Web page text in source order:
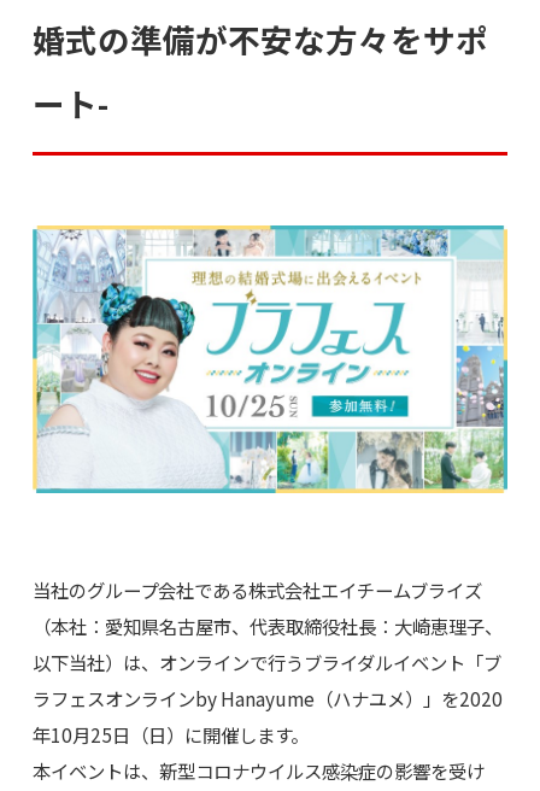
婚式の準備が不安な方々をサポ
ート-
当社のグループ会社である株式会社エイチームブライズ
（本社：愛知県名古屋市、代表取締役社長：大崎恵理子、
以下当社）は、オンラインで行うブライダルイベント「ブ
ラフェスオンラインby Hanayume（ハナユメ）」を2020
年10月25日（日）に開催します。
本イベントは、新型コロナウイルス感染症の影響を受け